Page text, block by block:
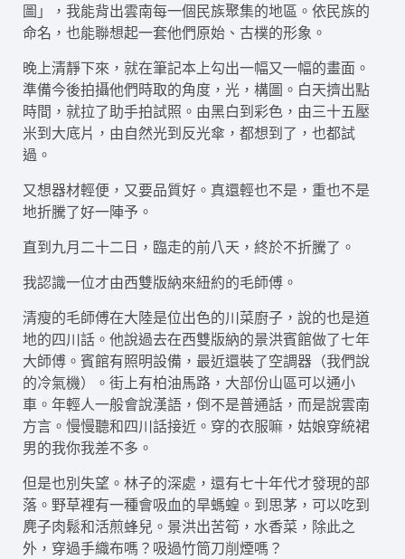
圖」，我能背出雲南每一個民族聚集的地區。依民族的
命名，也能聯想起一套他們原始、古樸的形象。
晚上清靜下來，就在筆記本上勾出一幅又一幅的畫面。
準備今後拍攝他們時取的角度，光，構圖。白天擠出點
時間，就拉了助手拍試照。由黑白到彩色，由三十五壓
米到大底片，由自然光到反光傘，都想到了，也都試
過。
又想器材輕便，又要品質好。真還輕也不是，重也不是
地折騰了好一陣予。
直到九月二十二日，臨走的前八天，終於不折騰了。
我認識一位才由西雙版納來紐約的毛師傅。
清瘦的毛師傅在大陸是位出色的川菜廚子，說的也是道
地的四川話。他說過去在西雙版納的景洪賓館做了七年
大師傅。賓館有照明設備，最近還裝了空調器（我們說
的冷氣機）。街上有柏油馬路，大部份山區可以通小
車。年輕人一般會說漢語，倒不是普通話，而是說雲南
方言。慢慢聽和四川話接近。穿的衣服嘛，姑娘穿統裙
男的我你我差不多。
但是也別失望。林子的深處，還有七十年代才發現的部
落。野草裡有一種會吸血的旱螞蝗。到思茅，可以吃到
麂子肉鬆和活煎蜂兒。景洪出苦筍，水香菜，除此之
外，穿過手織布嗎？吸過竹筒刀削煙嗎？